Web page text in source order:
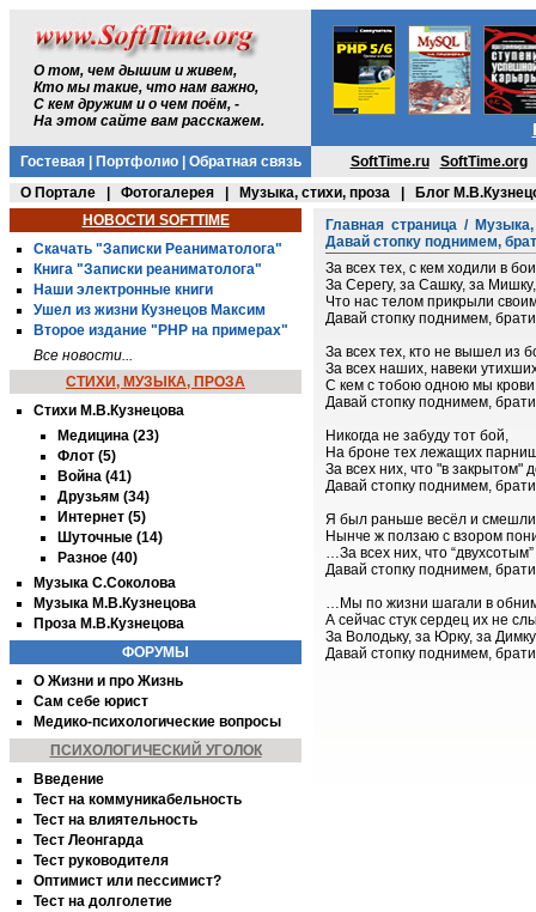
О том, чем дышим и живем,
Кто мы такие, что нам важно,
С кем дружим и о чем поём, -
На этом сайте вам расскажем.
Гостевая| Портфолио| Обратная связь SoftTime.ru
SoftTime.org
О Портале
Фотогалерея Музыка, стихи, проза
Блог
НОВОСТИ SOFTTIME
Скачать "Записки Реаниматолога"
Книга "Записки реаниматолога"
Наши электронные книги
Ушел из жизни Кузнецов Максим
Второе издание "PHP на примерах"
Все новости...
СТИХИ, МУЗЫКА, ПРОЗА
Стихи М.В.Кузнецова
Медицина (23)
Флот (5)
Война (41)
Друзьям (34)
Интернет (5)
Шуточные (14)
Разное (40)
Музыка С.Соколова
Музыка М.В.Кузнецова
Проза М.В.Кузнецова
ФОРУМЫ
О Жизни и про Жизнь
Сам себе юрист
Медико-психологические вопросы
ПСИХОЛОГИЧЕСКИЙ УГОЛОК
Введение
Тест на коммуникабельность
Тест на влиятельность
Тест Леонгарда
Тест руководителя
Оптимист или пессимист?
Тест на долголетие
Главная страница /
Давай стопку поднимем,
За всех тех, с кем ходили в
За Серегу, за Сашку, за Мишку,
Что нас телом прикрыли
Давай стопку поднимем,
За всех тех, кто не вышел из
За всех наших, навеки
С кем с тобою одною мы
Давай стопку поднимем,
Никогда не забуду тот бой,
На броне тех лежащих
За всех них, что "в закрытом"
Давай стопку поднимем,
Я был раньше весёл и
Нынче ж ползаю с взором
…За всех них, что
Давай стопку поднимем,
…Мы по жизни шагали в
А сейчас стук сердец их не
За Володьку, за Юрку, за
Давай стопку поднимем,